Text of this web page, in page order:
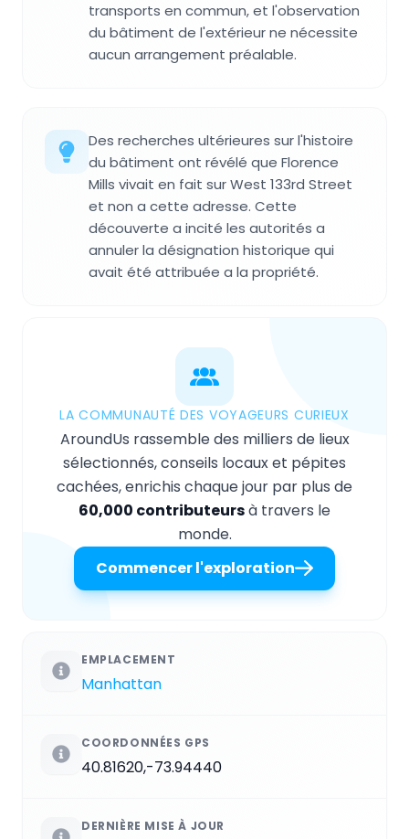
transports en commun, et l'observation
du bâtiment de l'extérieur ne nécessite
aucun arrangement préalable.
Des recherches ultérieures sur l'histoire
du bâtiment ont révélé que Florence
Mills vivait en fait sur West 133rd Street
et non a cette adresse. Cette
découverte a incité les autorités a
annuler la désignation historique qui
avait été attribuée a la propriété.
LA COMMUNAUTÉ DES VOYAGEURS CURIEUX
AroundUs rassemble des milliers de lieux
sélectionnés, conseils locaux et pépites
cachées, enrichis chaque jour par plus de
60,000 contributeursà travers le
monde.
Commencer l'exploration
EMPLACEMENT
Manhattan
COORDONNÉES GPS
40.81620,-73.94440
DERNIÈRE MISE À JOUR